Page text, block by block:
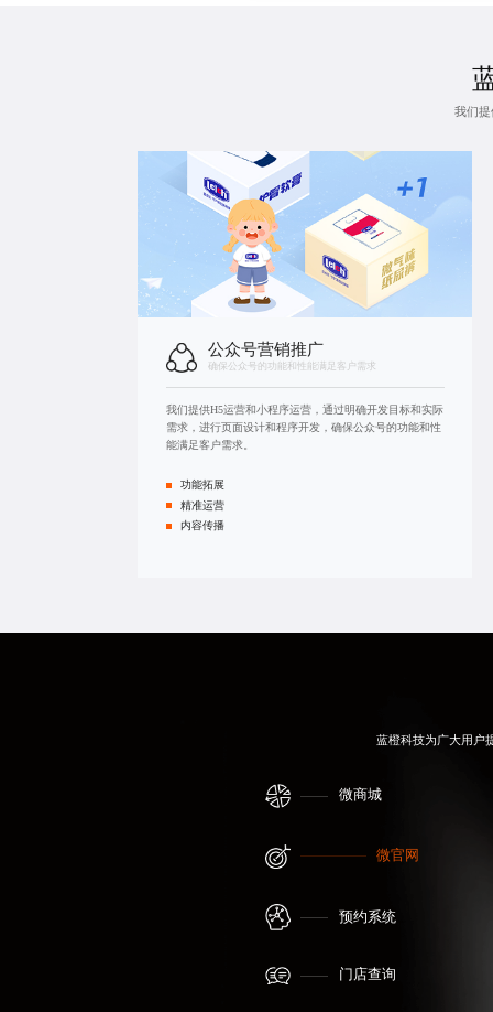
我们提
公众号营销推广
确保公众号的功能和性能满足客户需求
我们提供H5运营和小程序运营 ，通过明确开发目标和实际
需求，进行页面设计和程序开发，确保公众号的功能和性
能满足客户需求。
功能拓展
精准运营
内容传播
蓝橙科技为广大用户
微商城
微官网
预约系统
门店查询